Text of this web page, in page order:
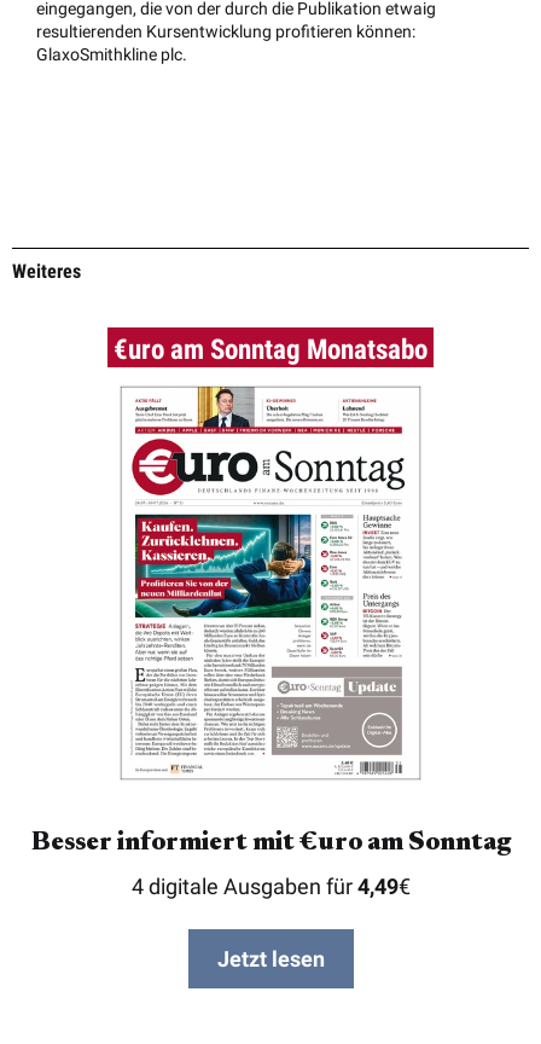
eingegangen, die von der durch die Publikation etwaig
resultierenden Kursentwicklung profitieren können:
GlaxoSmithkline plc.
Weiteres
€uro am Sonntag Monatsabo
Besser informiert mit €uro am Sonntag
4 digitale Ausgaben für4,49€
Jetzt lesen